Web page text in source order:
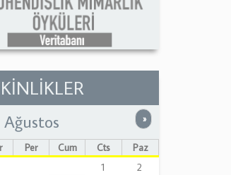
»Sonraki
Ağustos
Per Cum Cts
Paz
1
2